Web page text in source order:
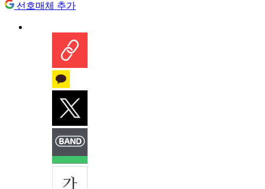
선호매체 추가